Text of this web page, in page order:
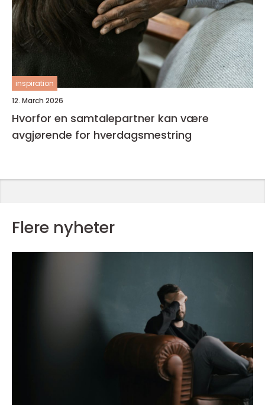
inspiration
12. March 2026
Hvorfor en samtalepartner kan være
avgjørende for hverdagsmestring
Flere nyheter